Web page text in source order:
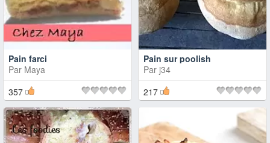
Pain farci
Par Maya
357
Pain sur poolish
Par j34
217